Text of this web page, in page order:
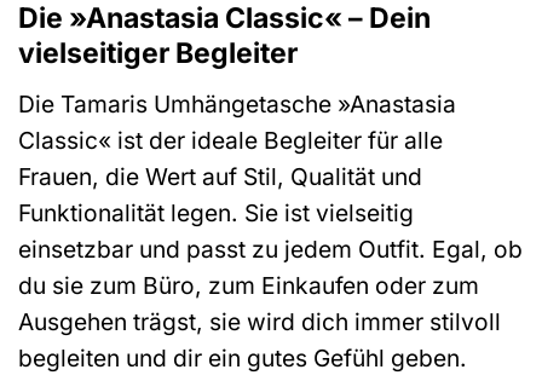
Die »Anastasia Classic« – Dein
vielseitiger Begleiter
Die Tamaris Umhängetasche »Anastasia
Classic« ist der ideale Begleiter für alle
Frauen, die Wert auf Stil, Qualität und
Funktionalität legen. Sie ist vielseitig
einsetzbar und passt zu jedem Outfit. Egal, ob
du sie zum Büro, zum Einkaufen oder zum
Ausgehen trägst, sie wird dich immer stilvoll
begleiten und dir ein gutes Gefühl geben.